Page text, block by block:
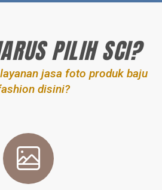
PILIH SCI?
jasa foto produk baju
disini?